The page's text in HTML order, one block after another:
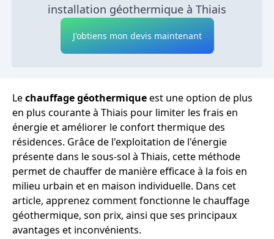
installation géothermique à Thiais
J'obtiens mon devis maintenant
Lechauffage géothermiqueest une option de plus
en plus courante à Thiais pour limiter les frais en
énergie et améliorer le confort thermique des
résidences. Grâce de l'exploitation de l'énergie
présente dans le sous-sol à Thiais, cette méthode
permet de chauffer de manière efficace à la fois en
milieu urbain et en maison individuelle. Dans cet
article, apprenez comment fonctionne le chauffage
géothermique, son prix, ainsi que ses principaux
avantages et inconvénients.